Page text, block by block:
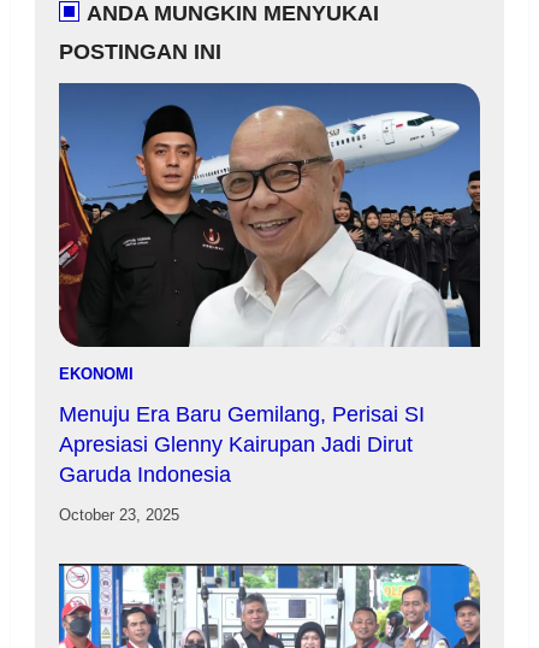
ANDA MUNGKIN MENYUKAI
POSTINGAN INI
EKONOMI
Menuju Era Baru Gemilang, Perisai SI
Apresiasi Glenny Kairupan Jadi Dirut
Garuda Indonesia
October 23, 2025